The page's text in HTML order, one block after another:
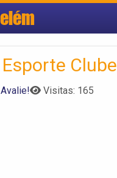
Clube
Avalie! Visitas: 165